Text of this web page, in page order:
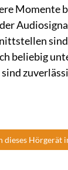
beliebig
dieses Hörgerät